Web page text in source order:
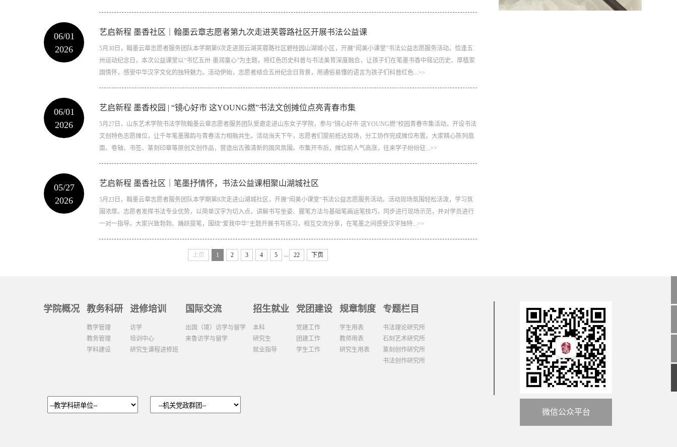
06/01
2026
艺启新程 墨香社区｜翰墨云章志愿者第九次走进芙蓉路社区开展书法公益课
5月30日，翰墨云章志愿者服务团队本学期第9次走进崮云湖芙蓉路社区碧桂园山湖城小区，开展“闳美小课堂”书法公益志愿服务活动。恰逢五
卅运动纪念日，本次公益课堂以“书忆五卅·墨润童心”为主题，将红色历史科普与书法美育深度融合，让孩子们在笔墨书香中铭记历史、厚植家
国情怀，感受中华汉字文化的独特魅力。活动伊始，志愿者结合五卅纪念日背景，用通俗易懂的语言为孩子们科普红色...>>
06/01
2026
艺启新程 墨香校园 | “镜心好市 这YOUNG燃”书法文创摊位点亮青春市集
5月27日，山东艺术学院书法学院翰墨云章志愿者服务团队受邀走进山东女子学院，参与“镜心好市·这YOUNG燃”校园青春市集活动，开设书法
文创特色志愿摊位，让千年笔墨雅韵与青春活力相融共生。活动当天下午，志愿者们提前抵达现场，分工协作完成摊位布置。大家精心陈列扇
面、卷轴、书签、篆刻印章等原创文创作品，营造出古雅清新的国风氛围。市集开市后，摊位前人气高涨，往来学子纷纷驻...>>
05/27
2026
艺启新程 墨香社区｜笔墨抒情怀，书法公益课相聚山湖城社区
5月23日，翰墨云章志愿者服务团队本学期第8次走进山湖城社区，开展“闳美小课堂”书法公益志愿服务活动。活动现场氛围轻松活泼，学习氛
围浓厚。志愿者发挥书法专业优势，以简单汉字为切入点，讲解书写坐姿、握笔方法与基础笔画运笔技巧，同步进行现场示范，并对学员进行
一对一指导。大家兴致勃勃、踊跃提笔，围绕“爱我中华”主题开展书写练习，相互交流分享，在笔墨之间感受汉字独特...>>
上页 1 2 3 4 5 22 下页
学院概况 教务科研
教学管理
教务管理
学科建设
进修培训
访学
培训中心
研究生课程进修班
国际交流
出国（境）访学与留学
来鲁访学与留学
招生就业
本科
研究生
就业指导
党团建设
党建工作
团建工作
学生工作
规章制度
学生用表
教师用表
研究生用表
专题栏目
书法理论研究所
石刻艺术研究所
篆刻创作研究所
书法创作研究所
微信公众平台